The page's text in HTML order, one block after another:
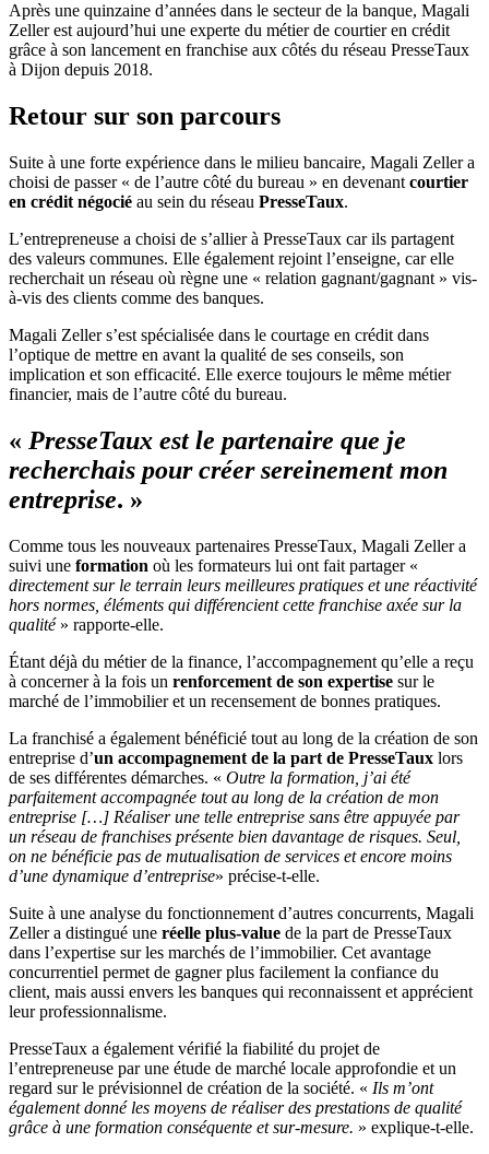
Après une quinzaine d’années dans le secteur de la banque, Magali
Zeller est aujourd’hui une experte du métier de courtier en crédit
grâce à son lancement en franchise aux côtés du réseau PresseTaux
à Dijon depuis 2018.
Retour sur son parcours
Suite à une forte expérience dans le milieu bancaire, Magali Zeller a
choisi de passer « de l’autre côté du bureau » en devenant courtier
en crédit négocié au sein du réseau PresseTaux.
L’entrepreneuse a choisi de s’allier à PresseTaux car ils partagent
des valeurs communes. Elle également rejoint l’enseigne, car elle
recherchait un réseau où règne une « relation gagnant/gagnant » vis-
à-vis des clients comme des banques.
Magali Zeller s’est spécialisée dans le courtage en crédit dans
l’optique de mettre en avant la qualité de ses conseils, son
implication et son efficacité. Elle exerce toujours le même métier
financier, mais de l’autre côté du bureau.
« PresseTaux est le partenaire que je
recherchais pour créer sereinement mon
entreprise. »
Comme tous les nouveaux partenaires PresseTaux, Magali Zeller a
suivi une formation où les formateurs lui ont fait partager «
directement sur le terrain leurs meilleures pratiques et une réactivité
hors normes, éléments qui différencient cette franchise axée sur la
qualité» rapporte-elle.
Étant déjà du métier de la finance, l’accompagnement qu’elle a reçu
à concerner à la fois un renforcement de son expertise sur le
marché de l’immobilier et un recensement de bonnes pratiques.
La franchisé a également bénéficié tout au long de la création de son
entreprise d’un accompagnement de la part de PresseTaux lors
de ses différentes démarches. « Outre la formation, j’ai été
parfaitement accompagnée tout au long de la création de mon
entreprise […] Réaliser une telle entreprise sans être appuyée par
un réseau de franchises présente bien davantage de risques. Seul,
on ne bénéficie pas de mutualisation de services et encore moins
d’une dynamique d’entreprise» précise-t-elle.
Suite à une analyse du fonctionnement d’autres concurrents, Magali
Zeller a distingué une réelle plus-value de la part de PresseTaux
dans l’expertise sur les marchés de l’immobilier. Cet avantage
concurrentiel permet de gagner plus facilement la confiance du
client, mais aussi envers les banques qui reconnaissent et apprécient
leur professionnalisme.
PresseTaux a également vérifié la fiabilité du projet de
l’entrepreneuse par une étude de marché locale approfondie et un
regard sur le prévisionnel de création de la société. « Ils m’ont
également donné les moyens de réaliser des prestations de qualité
grâce à une formation conséquente et sur-mesure. » explique-t-elle.